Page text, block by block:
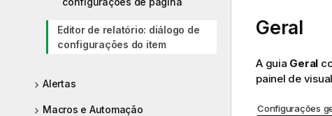
Editor de relatório: diálogo de
configurações do item
Alertas
Macros e Automação
Geral
A guia Geral
painel de
Configurações